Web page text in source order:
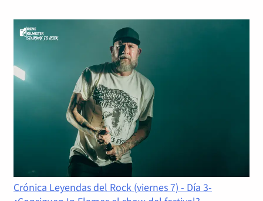
Crónica Leyendas del Rock (viernes 7) - Día 3-